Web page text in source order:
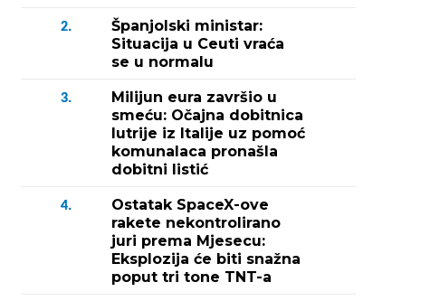
2.
Španjolski ministar:
Situacija u Ceuti vraća
se u normalu
3.
Milijun eura završio u
smeću: Očajna dobitnica
lutrije iz Italije uz pomoć
komunalaca pronašla
dobitni listić
4.
Ostatak SpaceX-ove
rakete nekontrolirano
juri prema Mjesecu:
Eksplozija će biti snažna
poput tri tone TNT-a